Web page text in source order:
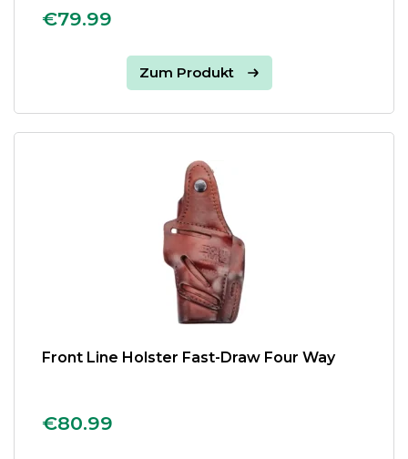
€79.99
Zum Produkt
Front Line Holster Fast-Draw Four Way
€80.99